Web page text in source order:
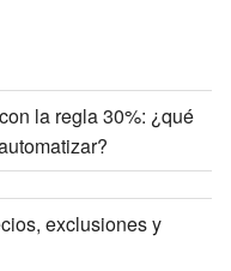
la regla 30%: ¿qué
exclusiones y